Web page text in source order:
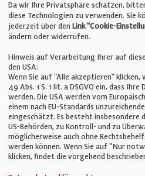
Impressum
Cookie-Einstellungen
AGB
Da wir Ihre Privatsphäre schätzen,
diese Technologien zu verwenden. Sie
jederzeit über den Link "Cookie-
ändern oder widerrufen.
Hinweis auf Verarbeitung Ihrer auf
den USA:
Wenn Sie auf "Alle akzeptieren" klicken,
49 Abs. 1 S. 1 lit. a DSGVO ein, dass
werden. Die USA werden vom
einem nach EU-Standards
eingeschätzt. Es besteht insbesondere
US-Behörden, zu Kontroll- und zu
möglicherweise auch ohne
werden können. Wenn Sie auf "Nur
klicken, findet die vorgehend